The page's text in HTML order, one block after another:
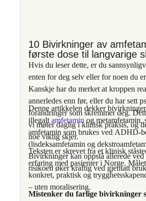
10 Bivirkninger av
første dose til langvarige
Hvis du leser dette, er du
enten for deg selv eller for noen du
Kanskje har du merket at kroppen
annerledes enn før, eller du har sett
forandringer som skremmer deg.
vi møter daglig i klinisk praksis, og
noe viktig skjer.
Denne artikkelen dekker
illegalt amfetamin og metamfetamin,
amfetamin som brukes ved ADHD-
(lisdeksamfetamin og
Bivirkninger kan oppstå allerede ved
risikoen øker kraftig ved gjentatt
Teksten er skrevet fra et klinisk
erfaring med pasienter i Norge.
konkret, praktisk og
– uten moralisering.
Mistenker du farlige bivirkninger